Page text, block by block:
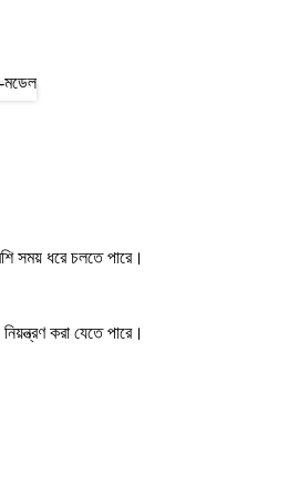
সময় ধরে চলতে পারে।
করা যেতে পারে।